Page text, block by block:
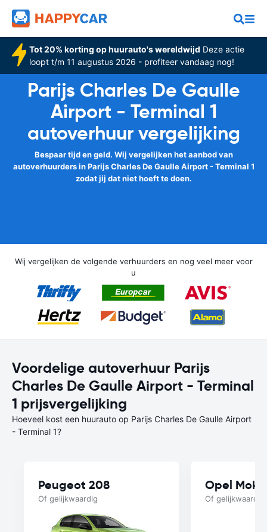
Tot 20% korting op huurauto's wereldwijd Deze actie
loopt t/m 11 augustus 2026 - profiteer vandaag nog!
Parijs Charles De Gaulle
Airport - Terminal 1
autoverhuur vergelijking
Bespaar tijd en geld. Wij vergelijken het aanbod van
autoverhuurders in Parijs Charles De Gaulle Airport - Terminal 1
zodat jij dat niet hoeft te doen.
Wij vergelijken de volgende verhuurders en nog veel meer voor
u
Voordelige autoverhuur Parijs
Charles De Gaulle Airport - Terminal
1 prijsvergelijking
Hoeveel kost een huurauto op Parijs Charles De Gaulle Airport
- Terminal 1?
Peugeot 208
Of gelijkwaardig
Opel
Of gelijkwaardig